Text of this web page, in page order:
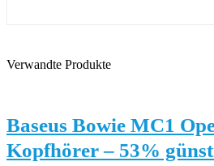
Verwandte Produkte
Baseus Bowie MC1
Kopfhörer – 53%